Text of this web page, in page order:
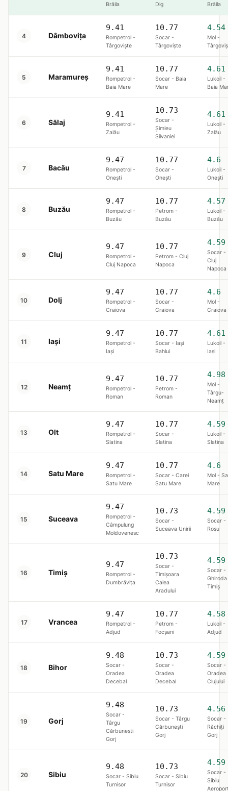
Brăila
Dig
Brăila
4 Dâmbovița
9.41
Rompetrol -
Târgoviște
10.77
Socar -
Târgoviște
4.54
Mol -
5 Maramureș
9.41
Rompetrol -
Baia Mare
10.77
Socar - Baia
Mare
4.61
Lukoil -
Baia
6 Sălaj
9.41
Rompetrol -
Zalău
10.73
Socar -
Șimleu
Silvaniei
4.61
Lukoil -
Zalău
7 Bacău
9.47
Rompetrol -
Onești
10.77
Socar -
Onești
4.6
Lukoil -
Onești
8 Buzău
9.47
Rompetrol -
Buzău
10.77
Petrom -
Buzău
4.57
Lukoil -
Buzău
9 Cluj
9.47
Rompetrol -
Cluj Napoca
10.77
Petrom - Cluj
Napoca
4.59
Socar -
Cluj
Napoca
10 Dolj
9.47
Rompetrol -
Craiova
10.77
Socar -
Craiova
4.6
Mol -
Craiova
11 Iași
9.47
Rompetrol -
Iaşi
10.77
Socar - Iaşi
Bahlui
4.61
Lukoil -
Iaşi
12 Neamț
9.47
Rompetrol -
Roman
10.77
Petrom -
Roman
4.98
Mol -
Târgu-
Neamţ
13 Olt
9.47
Rompetrol -
Slatina
10.77
Socar -
Slatina
4.59
Lukoil -
Slatina
14 Satu Mare
9.47
Rompetrol -
Satu Mare
10.77
Socar - Carei
Satu Mare
4.6
Mol -
Mare
15 Suceava
9.47
Rompetrol -
Câmpulung
Moldovenesc
10.73
Socar -
Suceava Unirii
4.59
Socar -
Roşu
16 Timiș
9.47
Rompetrol -
Dumbrăviţa
10.73
Socar -
Timișoara
Calea
Aradului
4.59
Socar -
Ghiroda
Timiş
17 Vrancea
9.47
Rompetrol -
Adjud
10.77
Petrom -
Focşani
4.58
Lukoil -
Adjud
18 Bihor
9.48
Socar -
Oradea
Decebal
10.73
Socar -
Oradea
Decebal
4.59
Socar -
Oradea
Clujului
19 Gorj
9.48
Socar -
Târgu
Cărbunești
Gorj
10.73
Socar - Târgu
Cărbunești
Gorj
4.56
Socar -
Răchiți
Gorj
20 Sibiu
9.48
Socar - Sibiu
Turnisor
10.73
Socar - Sibiu
Turnisor
4.59
Socar -
Sibiu